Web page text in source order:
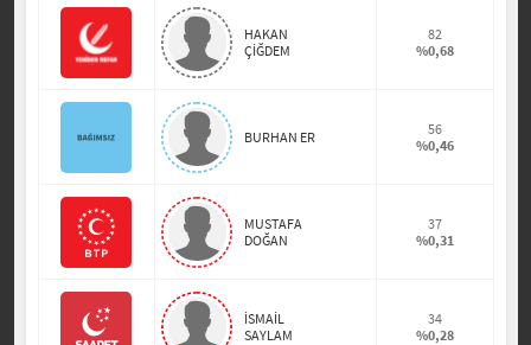
HAKAN
ÇİĞDEM
82
%0,68
BURHAN ER
56
%0,46
MUSTAFA
DOĞAN
37
%0,31
İSMAİL
SAYLAM
34
%0,28